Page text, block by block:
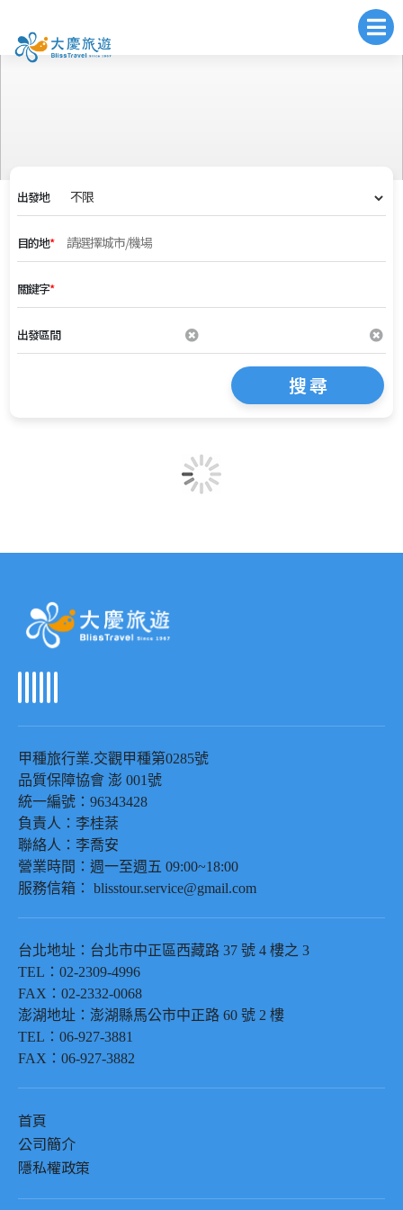
出發地
目的地*
關鍵字*
出發區間
搜 尋
甲種旅行業.交觀甲種第0285號
品質保障協會 澎 001號
統一編號： 96343428
負責人： 李桂棻
聯絡人： 李喬安
營業時間：週一至週五 09:00~18:00
服務信箱： blisstour.service@gmail.com
台北地址：台北市中正區西藏路 37 號 4 樓之 3
TEL ： 02-2309-4996
FAX ： 02-2332-0068
澎湖地址：澎湖縣馬公市中正路 60 號 2 樓
TEL ： 06-927-3881
FAX ： 06-927-3882
首頁
公司簡介
隱私權政策